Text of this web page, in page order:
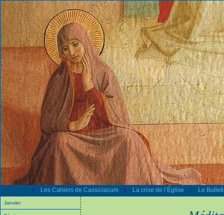
| Les Cahiers de Cassiciacum | La crise de l’Église | Le
Janvier